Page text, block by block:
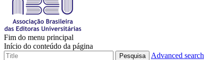
Fim do menu principal
Início do conteúdo da página
Pesquisa Advanced search